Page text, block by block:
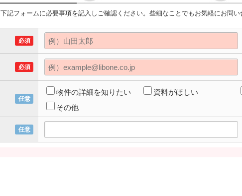
下記フォームに必要事項を記入しご確認ください。些細なことでもお気軽にお問
必須
必須
任意
物件の詳細を知りたい 資料がほしい
その他
任意